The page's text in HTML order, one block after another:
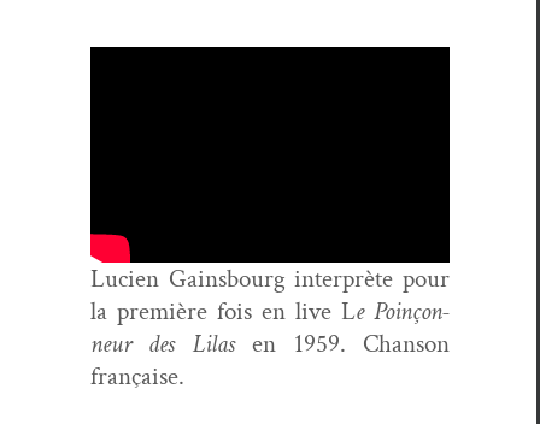
Lucien Gains­bourg inter­prète pour
la pre­mière fois en live Le Poinçon­
neur des Lilasen 1959. Chan­son
française.